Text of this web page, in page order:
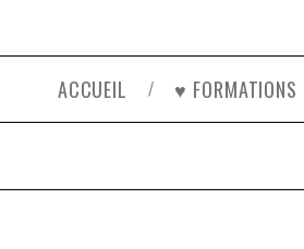
ACCUEIL ♥ FORMATIONS